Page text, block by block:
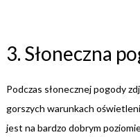
3. Słoneczna
Podczas słonecznej pogody
gorszych warunkach
jest na bardzo dobrym